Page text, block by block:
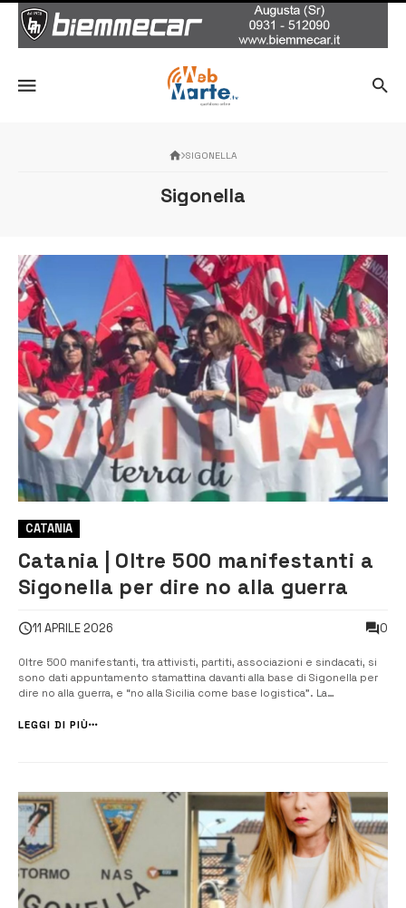
SIGONELLA
Sigonella
CATANIA
Catania | Oltre 500 manifestanti a
Sigonella per dire no alla guerra
11 APRILE 2026 0
Oltre 500 manifestanti, tra attivisti, partiti, associazioni e sindacati, si
sono dati appuntamento stamattina davanti alla base di Sigonella per
dire no alla guerra, e “no alla Sicilia come base logistica”. La
centinaio di metri dall’ingresso della base militare. ...
LEGGI DI PIÙ